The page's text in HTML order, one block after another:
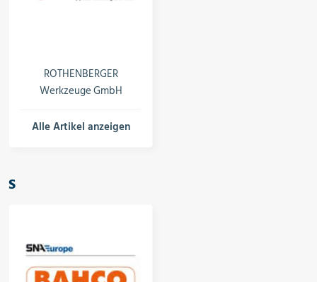
ROTHENBERGER
Werkzeuge GmbH
Alle Artikel anzeigen
S